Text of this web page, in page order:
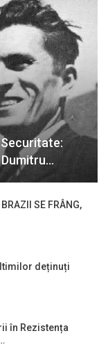
SE FRÂNG,
deținuți
în Rezistența